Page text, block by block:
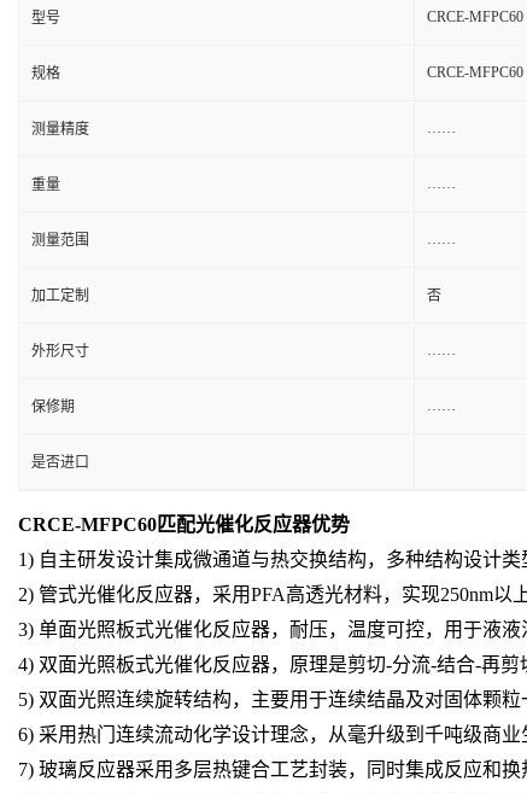
型号 CRCE-MFPC60
规格 CRCE-MFPC60
测量精度 ……
重量 ……
测量范围 ……
加工定制 否
外形尺寸 ……
保修期 ……
是否进口
CRCE-MFPC60匹配光催化反应器优势
1) 自主研发设计集成微通道与热交换结构，多种结构设计
2) 管式光催化反应器，采用PFA高透光材料，实现250nm以
3) 单面光照板式光催化反应器，耐压，温度可控，用于液
4) 双面光照板式光催化反应器， 原理是剪切-分流-结合-再剪
5) 双面光照连续旋转结构，主要用于连续结晶及对固体颗
6) 采用热门连续流动化学设计理念，从毫升级到千吨级商
7) 玻璃反应器采用多层热键合工艺封装，同时集成反应和换